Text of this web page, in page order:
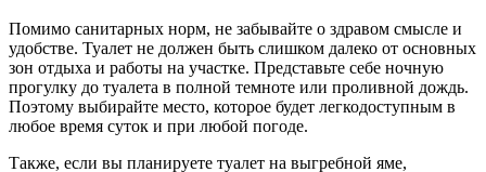
Помимо санитарных норм, не забывайте о здравом смысле и
удобстве. Туалет не должен быть слишком далеко от основных
зон отдыха и работы на участке. Представьте себе ночную
прогулку до туалета в полной темноте или проливной дождь.
Поэтому выбирайте место, которое будет легкодоступным в
любое время суток и при любой погоде.
Также, если вы планируете туалет на выгребной яме,